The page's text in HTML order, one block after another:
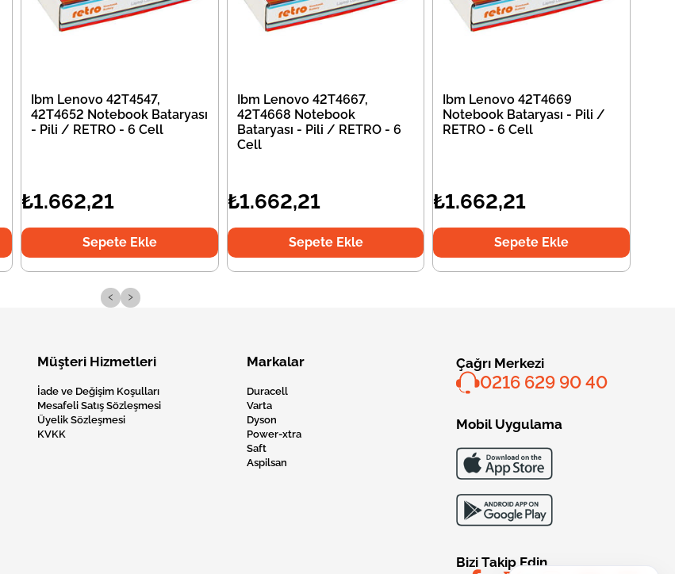
Ibm Lenovo 42T4547,
42T4652 Notebook Bataryası
- Pili / RETRO - 6 Cell
₺1.662,21
Sepete Ekle
Ibm Lenovo 42T4667,
42T4668 Notebook
Bataryası - Pili / RETRO - 6
Cell
₺1.662,21
Sepete Ekle
Ibm Lenovo 42T4669
Notebook Bataryası - Pili /
RETRO - 6 Cell
₺1.662,21
Sepete Ekle
‹ ›
Müşteri Hizmetleri
İade ve Değişim Koşulları
Mesafeli Satış Sözleşmesi
Üyelik Sözleşmesi
KVKK
Markalar
Duracell
Varta
Dyson
Power-xtra
Saft
Aspilsan
Çağrı Merkezi
0216 629 90 40
Mobil Uygulama
Bizi Takip Edin